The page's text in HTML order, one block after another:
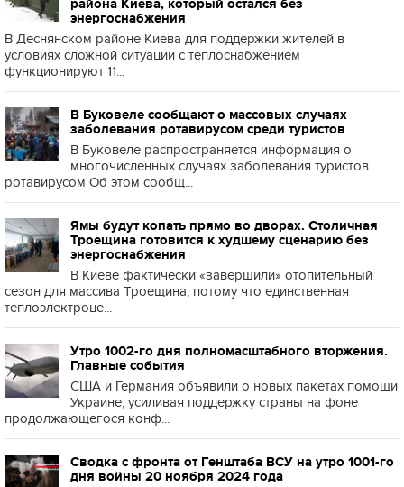
района Киева, который остался без
энергоснабжения
В Деснянском районе Киева для поддержки жителей в
условиях сложной ситуации с теплоснабжением
функционируют 11...
В Буковеле сообщают о массовых случаях
заболевания ротавирусом среди туристов
В Буковеле распространяется информация о
многочисленных случаях заболевания туристов
ротавирусом Об этом сообщ...
Ямы будут копать прямо во дворах. Столичная
Троещина готовится к худшему сценарию без
энергоснабжения
В Киеве фактически «завершили» отопительный
сезон для массива Троещина, потому что единственная
теплоэлектроце...
Утро 1002-го дня полномасштабного вторжения.
Главные события
США и Германия объявили о новых пакетах помощи
Украине, усиливая поддержку страны на фоне
продолжающегося конф...
Сводка с фронта от Генштаба ВСУ на утро 1001-го
дня войны 20 ноября 2024 года